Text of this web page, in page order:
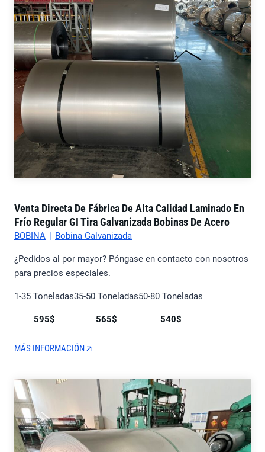
Venta Directa De Fábrica De Alta Calidad Laminado En
Frío Regular GI Tira Galvanizada Bobinas De Acero
BOBINA | Bobina Galvanizada
¿Pedidos al por mayor? Póngase en contacto con nosotros
para precios especiales.
1-35 Toneladas
595$
35-50 Toneladas
565$
50-80 Toneladas
540$
MÁS INFORMACIÓN